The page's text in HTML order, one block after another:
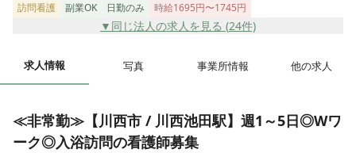
訪問看護 副業OK 日勤のみ 時給1695円〜1745円
▼同じ法人の求人を見る (24件)
求人情報 写真 事業所情報 他の求人
≪非常勤≫【川西市 / 川西池田駅】週1～5日◎Wワ
ーク◎入浴訪問の看護師募集